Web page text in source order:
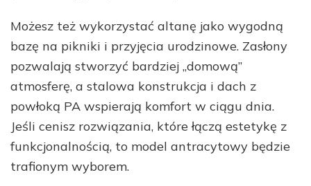
Możesz też wykorzystać altanę jako wygodną
bazę na pikniki i przyjęcia urodzinowe. Zasłony
pozwalają stworzyć bardziej „domową”
atmosferę, a stalowa konstrukcja i dach z
powłoką PA wspierają komfort w ciągu dnia.
Jeśli cenisz rozwiązania, które łączą estetykę z
funkcjonalnością, to model antracytowy będzie
trafionym wyborem.